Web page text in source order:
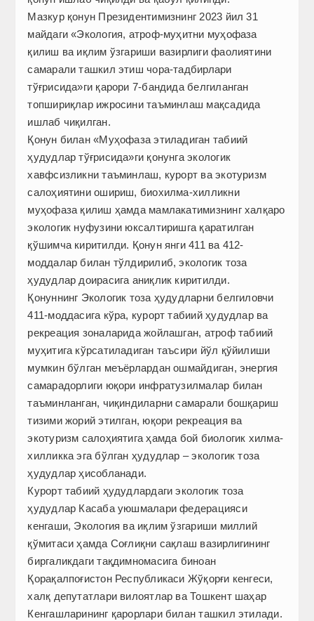
Мазкур қонун Президентимизнинг 2023 йил 31
майдаги «Экология, атроф-муҳитни муҳофаза
қилиш ва иқлим ўзгариши вазирлиги фаолиятини
самарали ташкил этиш чора-тадбирлари
тўғрисида»ги қарори 7-бандида белгиланган
топшириқлар ижросини таъминлаш мақсадида
ишлаб чиқилган.
Қонун билан «Муҳофаза этиладиган табиий
ҳудудлар тўғрисида»ги қонунга экологик
хавфсизликни таъминлаш, курорт ва экотуризм
салоҳиятини ошириш, биохилма-хилликни
муҳофаза қилиш ҳамда мамлакатимизнинг халқаро
экологик нуфузини юксалтиришга қаратилган
қўшимча киритилди. Қонун янги 411 ва 412-
моддалар билан тўлдирилиб, экологик тоза
ҳудудлар доирасига аниқлик киритилди.
Қонуннинг Экологик тоза ҳудудларни белгиловчи
411-моддасига кўра, курорт табиий ҳудудлар ва
рекреация зоналарида жойлашган, атроф табиий
муҳитига кўрсатиладиган таъсири йўл қўйилиши
мумкин бўлган меъёрлардан ошмайдиган, энергия
самарадорлиги юқори инфратузилмалар билан
таъминланган, чиқиндиларни самарали бошқариш
тизими жорий этилган, юқори рекреация ва
экотуризм салоҳиятига ҳамда бой биологик хилма-
хилликка эга бўлган ҳудудлар – экологик тоза
ҳудудлар ҳисобланади.
Курорт табиий ҳудудлардаги экологик тоза
ҳудудлар Касаба уюшмалари федерацияси
кенгаши, Экология ва иқлим ўзгариши миллий
қўмитаси ҳамда Соғлиқни сақлаш вазирлигининг
биргаликдаги тақдимномасига биноан
Қорақалпоғистон Республикаси Жўқорғи кенгеси,
халқ депутатлари вилоятлар ва Тошкент шаҳар
Кенгашларининг қарорлари билан ташкил этилади.